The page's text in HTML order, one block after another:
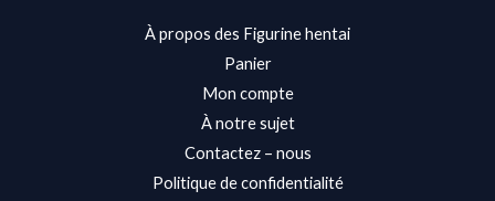
À propos des Figurine hentai
Panier
Mon compte
À notre sujet
Contactez – nous
Politique de confidentialité